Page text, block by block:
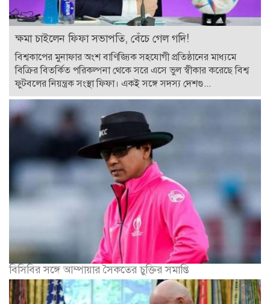
ক্ষমা চাইলেন ফিফা সভাপতি, বেঁচে গেল গদি!
বিশ্বকাপের মুনাফার অংশ বাণিজ্যিক সহযোগী প্রতিষ্ঠানের মাধ্যমে
বিক্রির বিতর্কিত পরিকল্পনা থেকে সরে এসে ভুল স্বীকার করেছে বিশ্ব
ফুটবলের নিয়ন্ত্রক সংস্থা ফিফা। একই সঙ্গে সদস্য দেশগু...
বিসিবির সঙ্গে আম্পায়ার সৈকতের চুক্তির সমাপ্তি